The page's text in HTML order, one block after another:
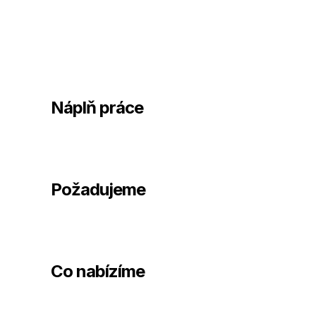
Náplň práce
Požadujeme
Co nabízíme